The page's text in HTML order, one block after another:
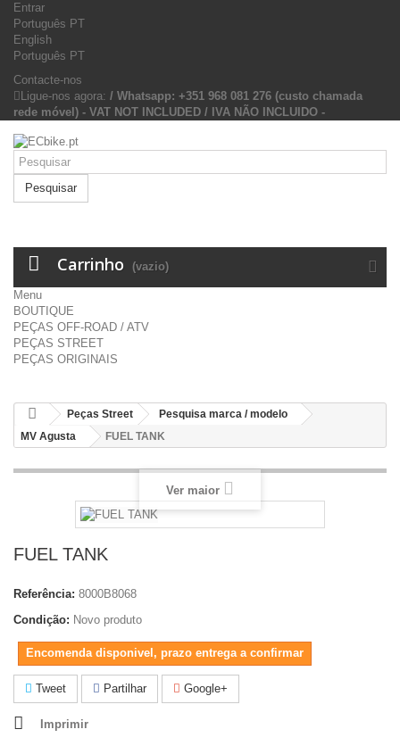
Entrar
Português PT
English
Português PT
Contacte-nos
Ligue-nos agora: / Whatsapp: +351 968 081 276 (custo chamada
rede móvel) - VAT NOT INCLUDED / IVA NÃO INCLUIDO -
Pesquisar
Carrinho (vazio)
Menu
BOUTIQUE
PEÇAS OFF-ROAD / ATV
PEÇAS STREET
PEÇAS ORIGINAIS
Peças Street
Pesquisa marca / modelo
MV Agusta
FUEL TANK
Ver maior
FUEL TANK
Referência: 8000B8068
Condição: Novo produto
Encomenda disponivel, prazo entrega a confirmar
Tweet Partilhar Google+
Imprimir